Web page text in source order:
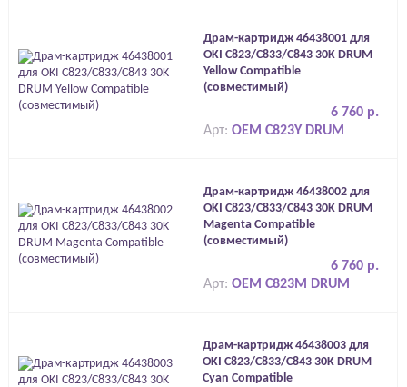
Драм-картридж 46438001 для
OKI C823/C833/C843 30K DRUM
Yellow Compatible
(совместимый)
6 760 р.
Арт: OEM C823Y DRUM
Драм-картридж 46438002 для
OKI C823/C833/C843 30K DRUM
Magenta Compatible
(совместимый)
6 760 р.
Арт: OEM C823M DRUM
Драм-картридж 46438003 для
OKI C823/C833/C843 30K DRUM
Cyan Compatible